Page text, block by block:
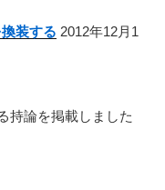
装する 2012年12月1
持論を掲載しました